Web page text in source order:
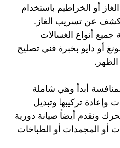
أو الخراطيم باستخدام
عن تسريب الغاز.
جميع أنواع الغسالات
أو دايو بخبرة فني تصليح
أبدأ وهي شاملة
وإعادة تركيبها وتبديل
ونقدم أيضاً صيانة دورية
أو المجمدات أو الطباخات